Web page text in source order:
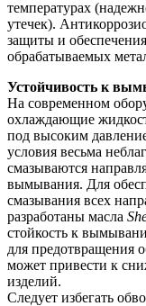
температурах
утечек).
защиты и
обрабатываемых
Устойчивость к
На современном
охлаждающие
под высоким
условия весьма
смазываются
вымывания. Для
смазывания всех
разработаны масла
стойкость к
для предотвращения
может привести к
изделий.
Следует избегать